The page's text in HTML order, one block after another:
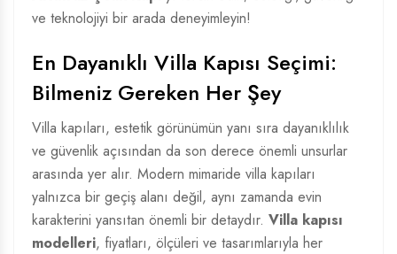
ve teknolojiyi bir arada deneyimleyin!
En Dayanıklı Villa Kapısı Seçimi:
Bilmeniz Gereken Her Şey
Villa kapıları, estetik görünümün yanı sıra dayanıklılık
ve güvenlik açısından da son derece önemli unsurlar
arasında yer alır. Modern mimaride villa kapıları
yalnızca bir geçiş alanı değil, aynı zamanda evin
karakterini yansıtan önemli bir detaydır. Villa kapısı
modelleri, fiyatları, ölçüleri ve tasarımlarıyla her